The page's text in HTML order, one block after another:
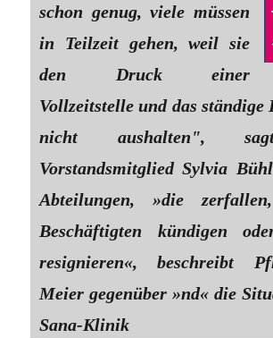
schon genug, viele müssen
in Teilzeit gehen, weil sie
den Druck einer
Vollzeitstelle und das ständige
nicht aushalten",
Vorstandsmitglied Sylvia
Abteilungen, »die
Beschäftigten kündigen
resignieren«, beschreibt
Meier gegenüber »nd« die
Sana-Klinik